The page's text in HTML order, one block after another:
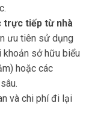
trực tiếp từ nhà
ưu tiên sử dụng
khoản sở hữu biểu
hoặc các
và chi phí đi lại